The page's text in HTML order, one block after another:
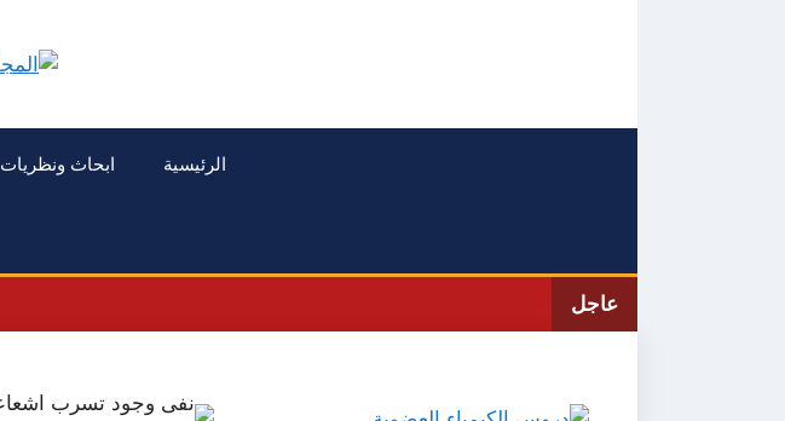
الرئيسية ابحاث ونظريات
عاجل